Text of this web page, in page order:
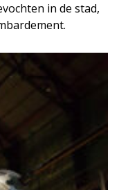
in de stad,